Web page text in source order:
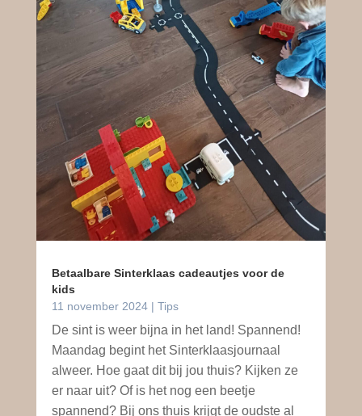
Betaalbare Sinterklaas cadeautjes voor de
kids
11 november 2024| Tips
De sint is weer bijna in het land! Spannend!
Maandag begint het Sinterklaasjournaal
alweer. Hoe gaat dit bij jou thuis? Kijken ze
er naar uit? Of is het nog een beetje
spannend? Bij ons thuis krijgt de oudste al